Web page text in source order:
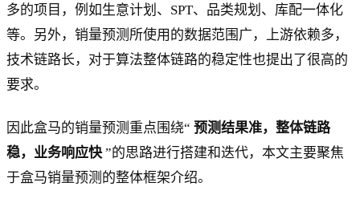
多的项目，例如生意计划、SPT、品类规划、库配一体化
等。另外，销量预测所使用的数据范围广，上游依赖多，
技术链路长，对于算法整体链路的稳定性也提出了很高的
要求。
因此盒马的销量预测重点围绕“ 预测结果准，整体链路
稳，业务响应快 ”的思路进行搭建和迭代，本文主要聚焦
于盒马销量预测的整体框架介绍。